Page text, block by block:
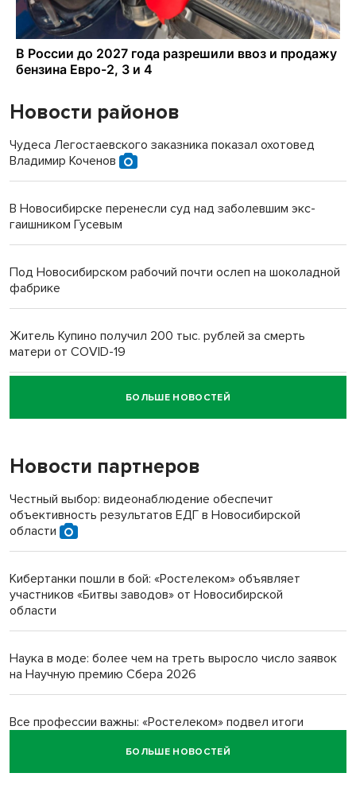
Новости районов
Чудеса Легостаевского заказника показал охотовед
Владимир Коченов
В Новосибирске перенесли суд над заболевшим экс-
гаишником Гусевым
Под Новосибирском рабочий почти ослеп на шоколадной
фабрике
Житель Купино получил 200 тыс. рублей за смерть
матери от COVID-19
Новосибирский суд наказал водителя за смерть
пенсионерки на вокзале
«Мы живём на пастбище!»: в новосибирском селе лошади
терроризируют жителей
Инвалид получил условный срок за избиение врачей
протезом под Новосибирском
Новосибирский преподаватель с женой вошли в топ-16
многодетных в России
Обновлённое отделение ВТБ открылось в Искитиме
БОЛЬШЕ НОВОСТЕЙ
Новости партнеров
Честный выбор: видеонаблюдение обеспечит
объективность результатов ЕДГ в Новосибирской
области
Кибертанки пошли в бой: «Ростелеком» объявляет
участников «Битвы заводов» от Новосибирской
области
Наука в моде: более чем на треть выросло число заявок
на Научную премию Сбера 2026
Все профессии важны: «Ростелеком» подвел итоги
БОЛЬШЕ НОВОСТЕЙ